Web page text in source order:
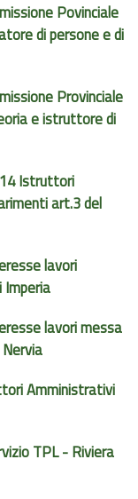
Povinciale
di persone e di
Provinciale
e istruttore di
Istruttori
art.3 del
lavori
Imperia
lavori messa
Amministrativi
TPL - Riviera